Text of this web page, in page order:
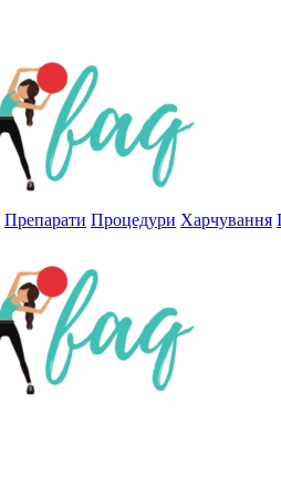
Препарати Процедури Харчування